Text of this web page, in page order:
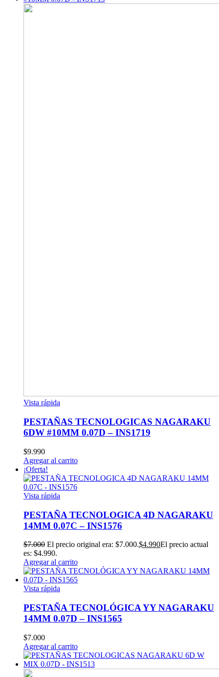
Vista rápida
PESTAÑAS TECNOLOGICAS NAGARAKU
6DW #10MM 0.07D – INS1719
$9.990
Agregar al carrito
¡Oferta!
Vista rápida
PESTAÑA TECNOLOGICA 4D NAGARAKU
14MM 0.07C – INS1576
$7.000 El precio original era: $7.000.$4.990El precio actual
es: $4.990.
Agregar al carrito
Vista rápida
PESTAÑA TECNOLÓGICA YY NAGARAKU
14MM 0.07D – INS1565
$7.000
Agregar al carrito